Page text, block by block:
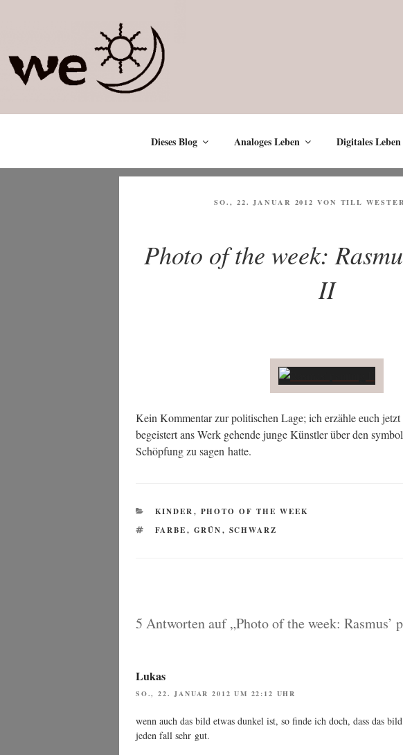
Dieses Blog Analoges Leben Digitales Leben
VERÖFFENTLICHT
SO., 22. JANUAR 2012 VON TILL
Photo of the week:
II
Kein Kom­men­tar zur poli­ti­schen Lage; ich erzäh­le euch
begeis­tert ans Werk gehen­de jun­ge Künst­ler über den
Schöp­fung zu sagen hatte.
KATEGORIEN
KINDER, PHOTO OF THE WEEK
SCHLAGWÖRTER
FARBE, GRÜN, SCHWARZ
5 Antworten auf „Photo of the week: Rasmus’
Lukas
SO., 22. JANUAR 2012 UM 22:12 UHR
wenn auch das bild etwas dun­kel ist, so fin­de ich doch, dass das
jeden fall sehr gut.